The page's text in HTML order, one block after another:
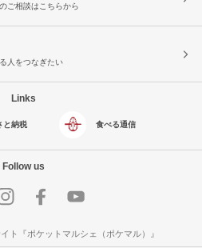
ご相談はこちらから
人をつなぎたい
Links
と納税 食べる通信
Follow us
ト『ポケットマルシェ（ポケマル）』